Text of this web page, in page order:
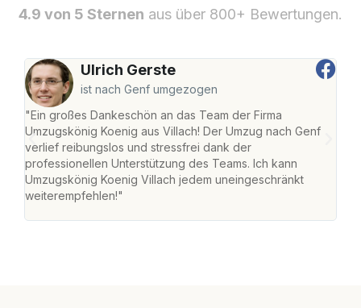
4.9 von 5 Sternen aus über 800+ Bewertungen.
Ulrich Gerste
ist nach Genf umgezogen
"Ein großes Dankeschön an das Team der Firma
Umzugskönig Koenig aus Villach! Der Umzug nach Genf
verlief reibungslos und stressfrei dank der
professionellen Unterstützung des Teams. Ich kann
Umzugskönig Koenig Villach jedem uneingeschränkt
weiterempfehlen!"